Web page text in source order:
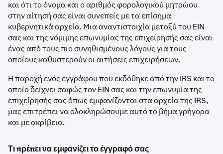
και ότι το όνομα και ο αριθμός φορολογικού μητρώου
στην αίτησή σας είναι συνεπείς με τα επίσημα
κυβερνητικά αρχεία. Μια αναντιστοιχία μεταξύ του EIN
σας και της νόμιμης επωνυμίας της επιχείρησής σας είναι
ένας από τους πιο συνηθισμένους λόγους για τους
οποίους καθυστερούν οι αιτήσεις επιχειρήσεων.
Η παροχή ενός εγγράφου που εκδόθηκε από την IRS και το
οποίο δείχνει σαφώς τον EIN σας και την επωνυμία της
επιχείρησής σας όπως εμφανίζονται στα αρχεία της IRS,
μας επιτρέπει να ολοκληρώσουμε αυτό το βήμα γρήγορα
και με ακρίβεια.
Τι πρέπει να εμφανίζει το έγγραφό σας